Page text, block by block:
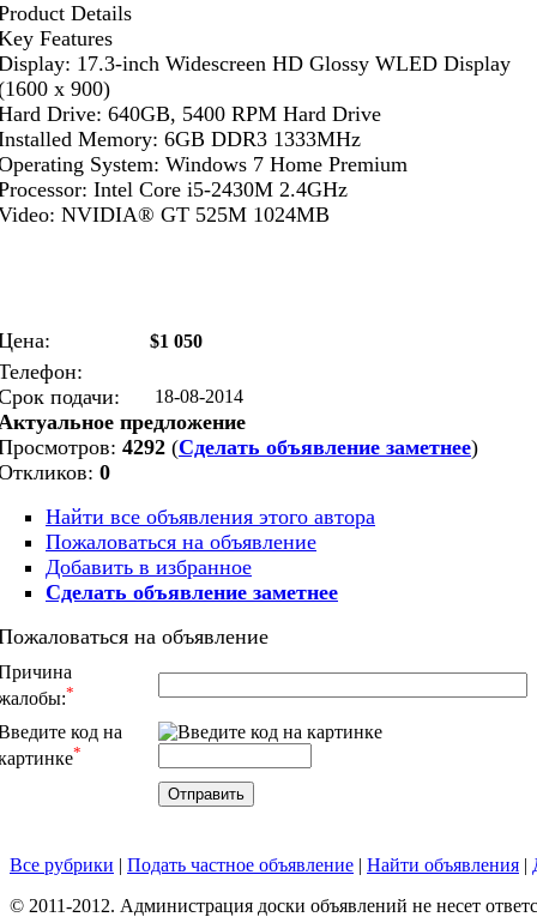
Details
Features
17.3-inch Widescreen HD Glossy WLED Display
x 900)
Drive: 640GB, 5400 RPM Hard Drive
Memory: 6GB DDR3 1333MHz
System: Windows 7 Home Premium
Intel Core i5-2430M 2.4GHz
NVIDIA® GT 525M 1024MB
$1 050
подачи:
18-08-2014
предложение
4292 (Сделать объявление заметнее)
0
Найти все объявления этого автора
Пожаловаться на объявление
Добавить в избранное
Сделать объявление заметнее
на объявление
*
код на
*
Все рубрики | Подать частное объявление | Найти объявления |
© 2011-2012. Администрация доски объявлений не несет